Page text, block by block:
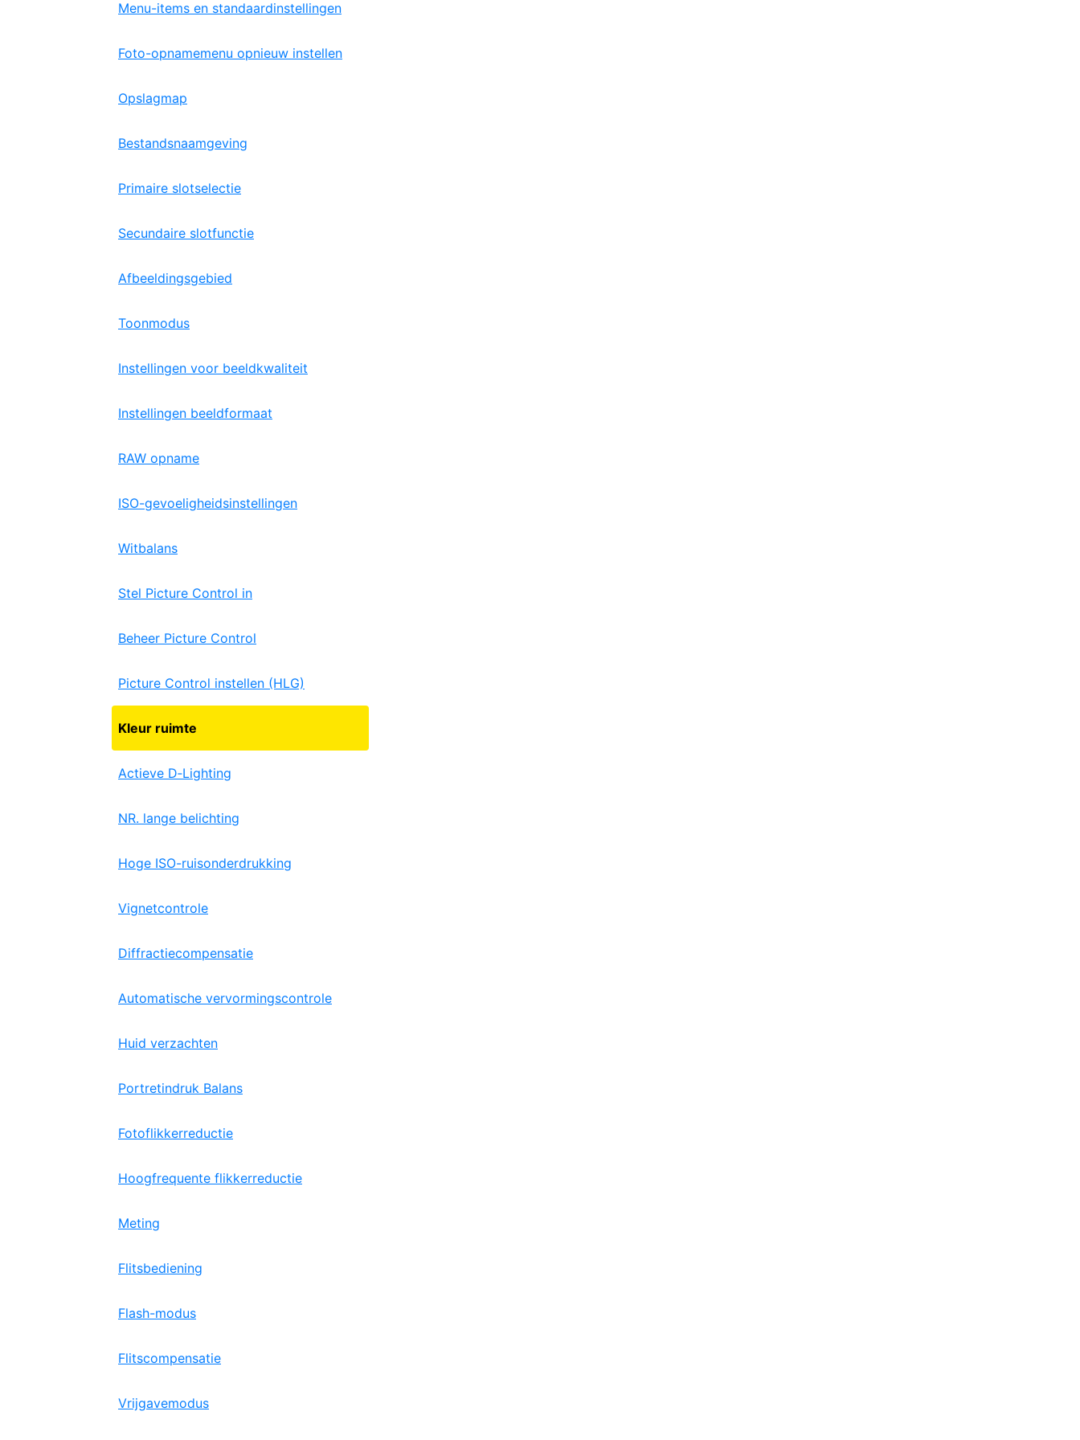
Menu-items en standaardinstellingen
Foto-opnamemenu opnieuw instellen
Opslagmap
Bestandsnaamgeving
Primaire slotselectie
Secundaire slotfunctie
Afbeeldingsgebied
Toonmodus
Instellingen voor beeldkwaliteit
Instellingen beeldformaat
RAW opname
ISO-gevoeligheidsinstellingen
Witbalans
Stel Picture Control in
Beheer Picture Control
Picture Control instellen (HLG)
Kleur ruimte
Actieve D‑Lighting
NR. lange belichting
Hoge ISO-ruisonderdrukking
Vignetcontrole
Diffractiecompensatie
Automatische vervormingscontrole
Huid verzachten
Portretindruk Balans
Fotoflikkerreductie
Hoogfrequente flikkerreductie
Meting
Flitsbediening
Flash-modus
Flitscompensatie
Vrijgavemodus